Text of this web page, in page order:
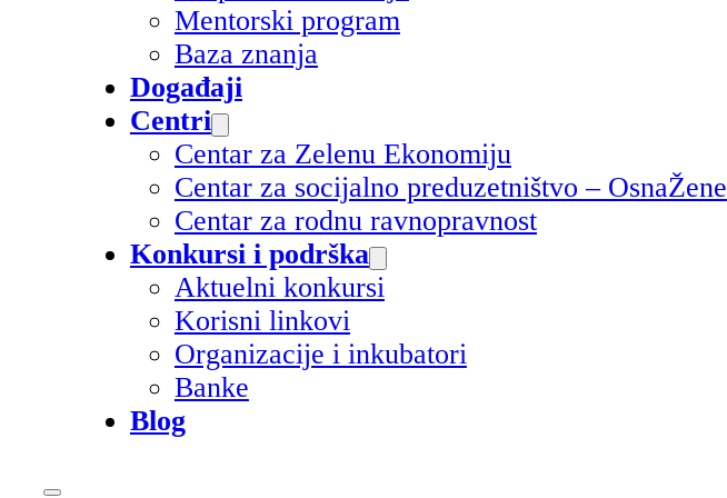
Mentorski program
Baza znanja
Događaji
Centri
Centar za Zelenu Ekonomiju
Centar za socijalno preduzetništvo – OsnaŽene
Centar za rodnu ravnopravnost
Konkursi i podrška
Aktuelni konkursi
Korisni linkovi
Organizacije i inkubatori
Banke
Blog